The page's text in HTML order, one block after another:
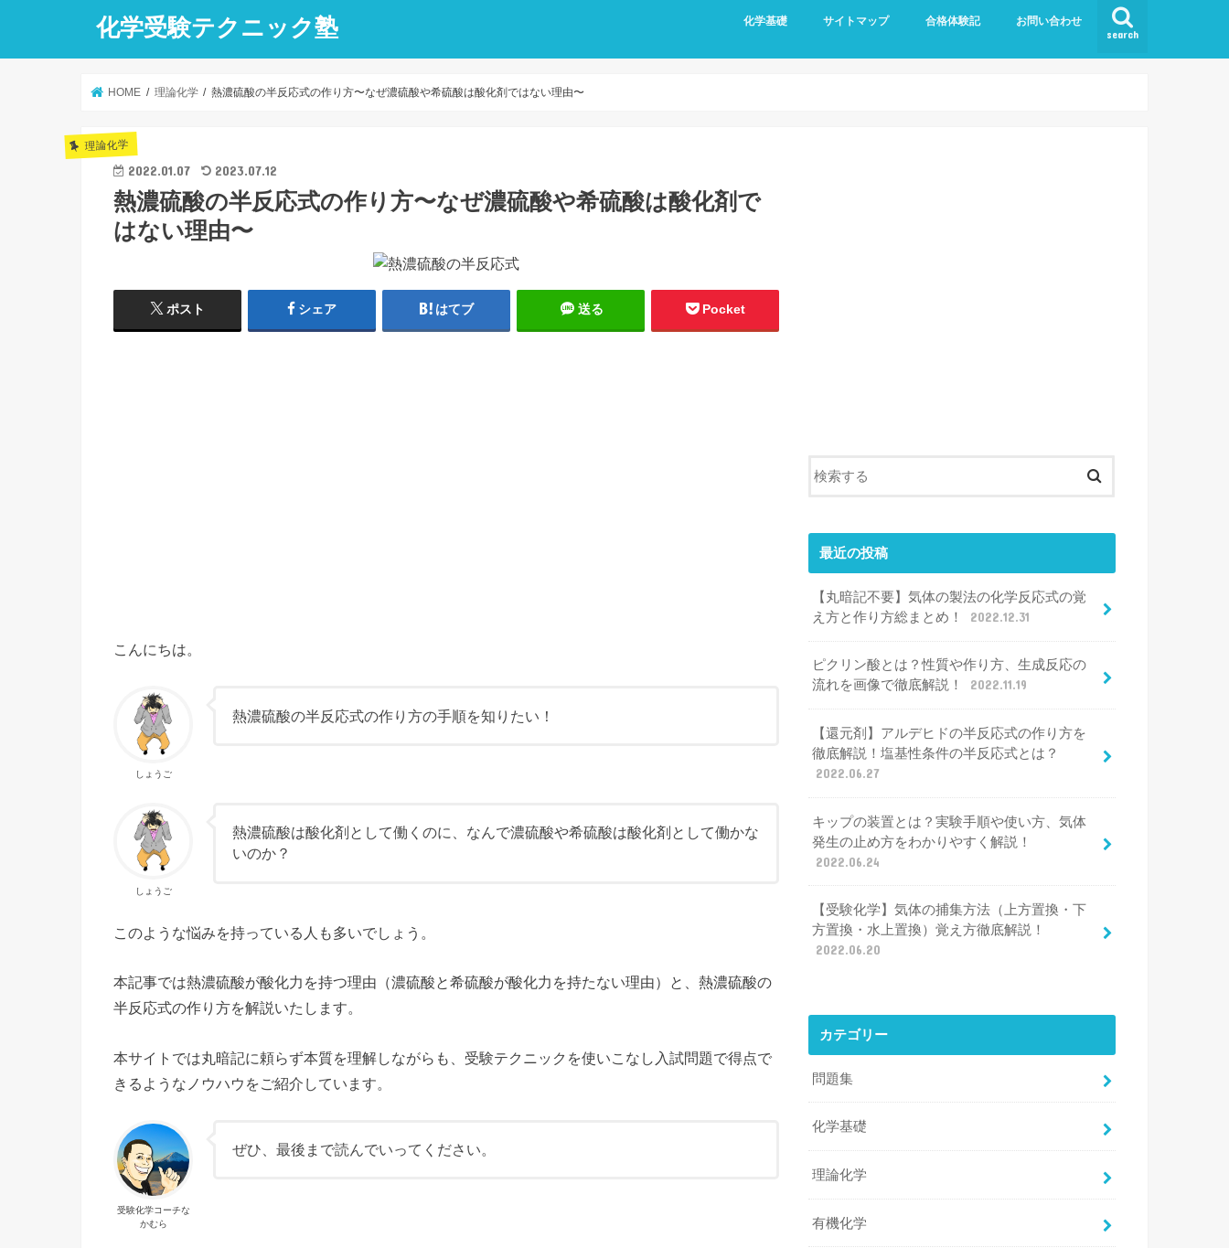
化学受験テクニック塾 search
化学基礎 サイトマップ 合格体験記 お問い合わせ
HOME 理論化学 熱濃硫酸の半反応式の作り方〜なぜ濃硫酸や希硫酸は酸化剤ではない理由〜
理論化学
2022.01.07 2023.07.12
熱濃硫酸の半反応式の作り方〜なぜ濃硫酸や希硫酸は酸化剤で
はない理由〜
ポスト シェア はてブ 送る Pocket
こんにちは。
しょうご
熱濃硫酸の半反応式の作り方の手順を知りたい！
しょうご
熱濃硫酸は酸化剤として働くのに、なんで濃硫酸や希硫酸は酸化剤として働かな
いのか？
このような悩みを持っている人も多いでしょう。
本記事では熱濃硫酸が酸化力を持つ理由（濃硫酸と希硫酸が酸化力を持たない理由）と、熱濃硫酸の
半反応式の作り方を解説いたします。
本サイトでは丸暗記に頼らず本質を理解しながらも、受験テクニックを使いこなし入試問題で得点で
きるようなノウハウをご紹介しています。
受験化学コーチな
かむら
ぜひ、最後まで読んでいってください。
最近の投稿
【丸暗記不要】気体の製法の化学反応式の覚
え方と作り方総まとめ！
2022.12.31
ピクリン酸とは？性質や作り方、生成反応の
流れを画像で徹底解説！
2022.11.19
【還元剤】アルデヒドの半反応式の作り方を
徹底解説！塩基性条件の半反応式とは？
2022.06.27
キップの装置とは？実験手順や使い方、気体
発生の止め方をわかりやすく解説！
2022.06.24
【受験化学】気体の捕集方法（上方置換・下
方置換・水上置換）覚え方徹底解説！
2022.06.20
カテゴリー
問題集
化学基礎
理論化学
有機化学